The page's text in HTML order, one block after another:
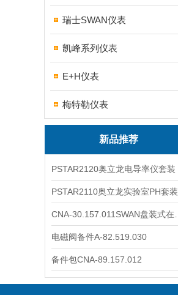
瑞士SWAN仪表
凯峰系列仪表
E+H仪表
梅特勒仪表
新品推荐
PSTAR2120奥立龙电导率仪套装
PSTAR2110奥立龙实验室PH套装
电磁阀备件A-82.519.030
备件包CNA-89.157.012